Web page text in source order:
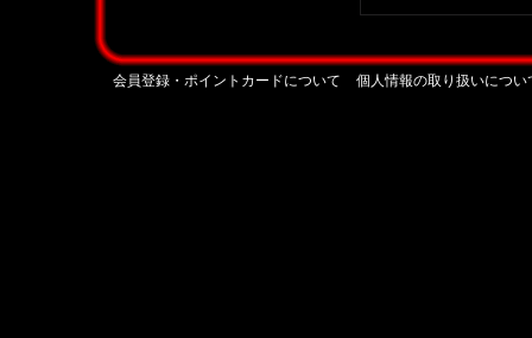
会員登録・ポイントカードについて 個人情報の取り扱いについ